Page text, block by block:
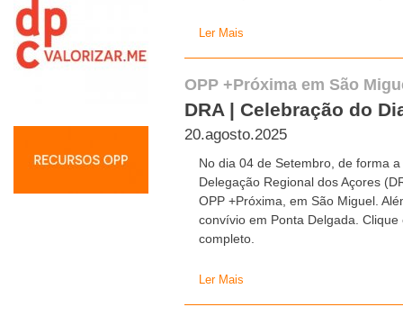
Ler Mais
OPP +Próxima em São
DRA | Celebração do
20.agosto.2025
No dia 04 de Setembro, de forma
Delegação Regional dos Açores
OPP +Próxima, em São Miguel.
convívio em Ponta Delgada.
completo.
Ler Mais